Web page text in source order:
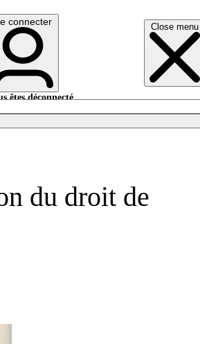
Close menu
connecter
êtes déconnecté.
du droit de